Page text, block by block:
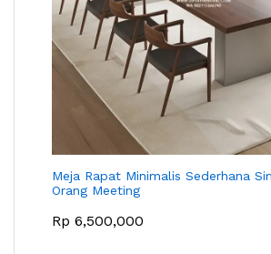
Meja Rapat Minimalis Sederhana
Orang Meeting
Rp 6,500,000